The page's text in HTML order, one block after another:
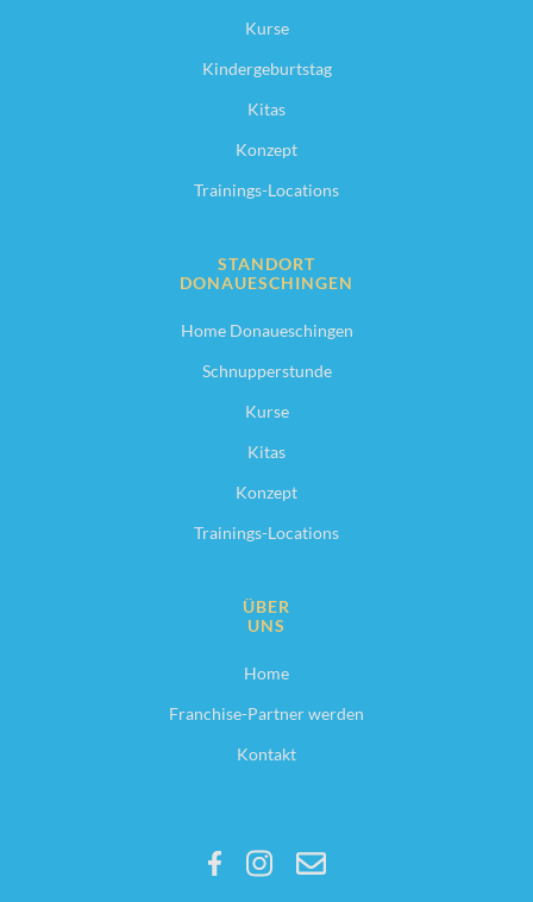
Kurse
Kindergeburtstag
Kitas
Konzept
Trainings-Locations
STANDORT
DONAUESCHINGEN
Home Donaueschingen
Schnupperstunde
Kurse
Kitas
Konzept
Trainings-Locations
ÜBER
UNS
Home
Franchise-Partner werden
Kontakt